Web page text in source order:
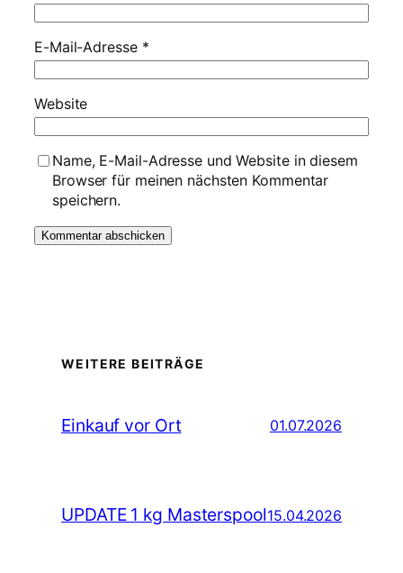
E-Mail-Adresse *
Website
Name, E-Mail-Adresse und Website in diesem
Browser für meinen nächsten Kommentar
speichern.
WEITERE BEITRÄGE
Einkauf vor Ort 01.07.2026
UPDATE 1 kg Masterspool15.04.2026